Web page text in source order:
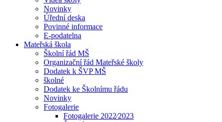
Novinky
Úřední deska
Povinné informace
E-podatelna
Mateřská škola
Školní řád MŠ
Organizační řád Mateřské školy
Dodatek k ŠVP MŠ
školné
Dodatek ke Školnímu řádu
Novinky
Fotogalerie
Fotogalerie 2022⁄2023